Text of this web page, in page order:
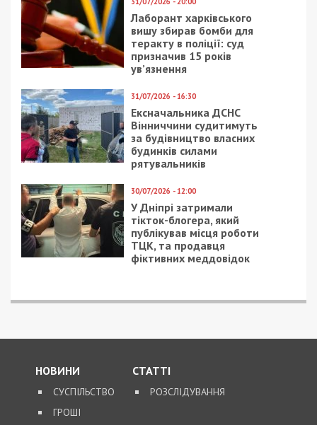
5/08/2026 - 13:24
У Хмельницькому директора мовної школи
ПОПУЛЯРНІ НОВИНИ
За $13 тисяч допомагали
служби: ДБР викрило
організовану групу